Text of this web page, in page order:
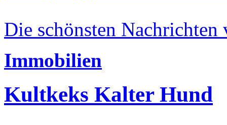
Die schönsten Nachrichten
Immobilien
Kultkeks Kalter Hund